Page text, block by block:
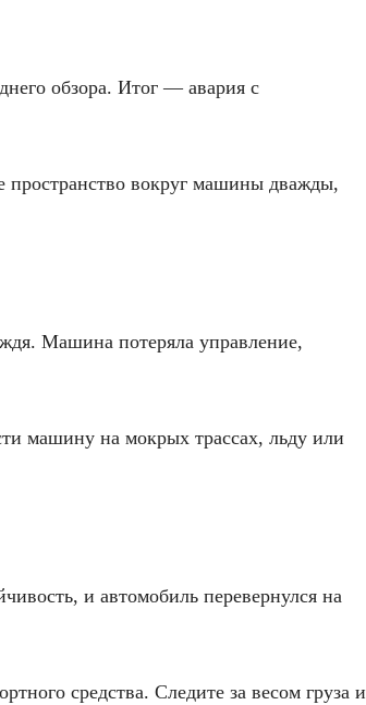
обзора. Итог — авария с
пространство вокруг машины дважды,
Машина потеряла управление,
машину на мокрых трассах, льду или
и автомобиль перевернулся на
средства. Следите за весом груза и